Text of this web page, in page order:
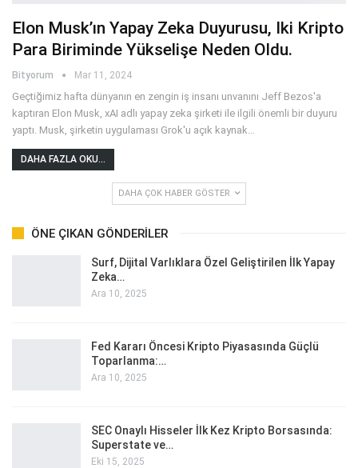
Elon Musk’ın Yapay Zeka Duyurusu, Iki Kripto
Para Biriminde Yükselişe Neden Oldu.
Bityorum Mar 11, 2024
Geçtiğimiz hafta dünyanın en zengin iş insanı unvanını Jeff Bezos'a
kaptıran Elon Musk, xAI adlı yapay zeka şirketi ile ilgili önemli bir duyuru
yaptı. Musk, şirketin uygulaması Grok'u açık kaynak
DAHA FAZLA OKU...
DAHA ÇOK HABER GÖSTER
ÖNE ÇIKAN GÖNDERILER
Surf, Dijital Varlıklara Özel Geliştirilen İlk Yapay
Zeka…
Ara 10, 2025
Fed Kararı Öncesi Kripto Piyasasında Güçlü
Toparlanma:…
Ara 10, 2025
SEC Onaylı Hisseler İlk Kez Kripto Borsasında:
Superstate ve…
Eki 15, 2025